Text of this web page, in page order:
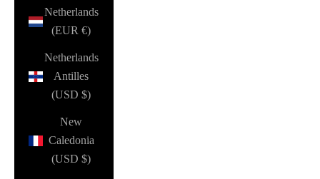
Netherlands
(EUR €)
Netherlands
Antilles
(USD $)
New
Caledonia
(USD $)